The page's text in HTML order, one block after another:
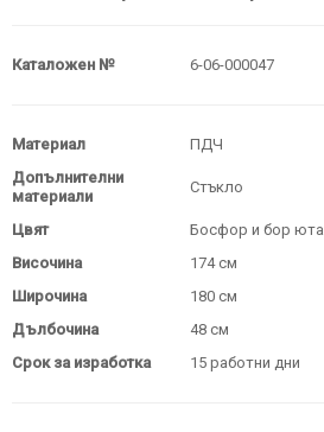
Каталожен № 6-06-000047
Материал
ПДЧ
Допълнителни
материали
Стъкло
Цвят
Босфор и бор юта
Височина
174 см
Широчина
180 см
Дълбочина
48 см
Срок за изработка
15 работни дни